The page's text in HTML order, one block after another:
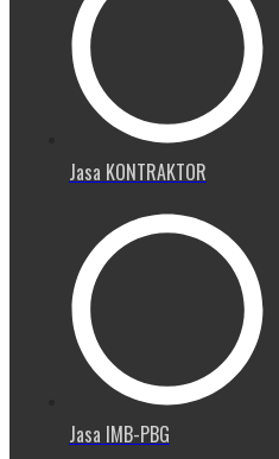
Jasa KONTRAKTOR
Jasa IMB-PBG